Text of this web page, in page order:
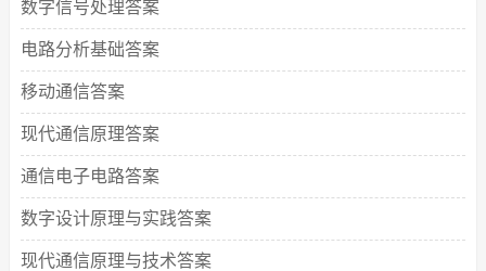
数字信号处理答案
电路分析基础答案
移动通信答案
现代通信原理答案
通信电子电路答案
数字设计原理与实践答案
现代通信原理与技术答案